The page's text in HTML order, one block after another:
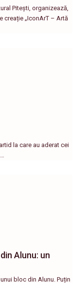
Pitești, organizează,
creație „IconArT – Artă
la care au aderat cei
Alunu: un
bloc din Alunu. Puțin